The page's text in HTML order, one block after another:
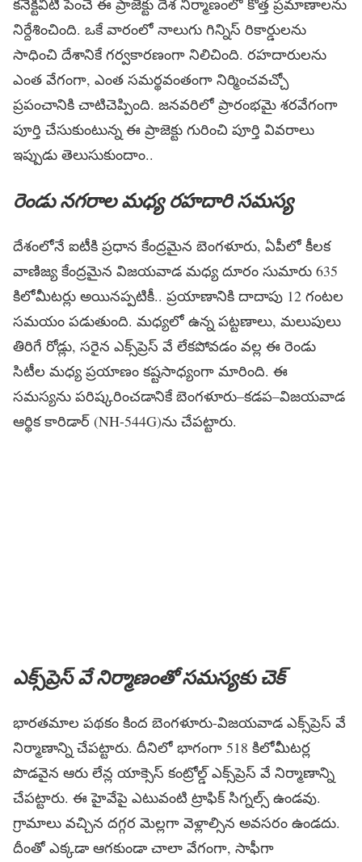
నిర్దేశించింది. ఒకే వారంలో నాలుగు గిన్నిస్ రికార్డులను
సాధించి దేశానికే గర్వకారణంగా నిలిచింది. రహదారులను
ఎంత వేగంగా, ఎంత సమర్థవంతంగా నిర్మించవచ్చో
ప్రపంచానికి చాటిచెప్పింది. జనవరిలో ప్రారంభమై శరవేగంగా
పూర్తి చేసుకుంటున్న ఈ ప్రాజెక్టు గురించి పూర్తి వివరాలు
ఇప్పుడు తెలుసుకుందాం..
రెండు నగరాల మధ్య రహదారి సమస్య
దేశంలోనే ఐటీకి ప్రధాన కేంద్రమైన బెంగళూరు, ఏపీలో కీలక
వాణిజ్య కేంద్రమైన విజయవాడ మధ్య దూరం సుమారు 635
కిలోమీటర్లు అయినప్పటికీ.. ప్రయాణానికి దాదాపు 12 గంటల
సమయం పడుతుంది. మధ్యలో ఉన్న పట్టణాలు, మలుపులు
తిరిగే రోడ్లు, సరైన ఎక్స్‌ప్రెస్ వే లేకపోవడం వల్ల ఈ రెండు
సిటీల మధ్య ప్రయాణం కష్టసాధ్యంగా మారింది. ఈ
సమస్యను పరిష్కరించడానికే బెంగళూరు–కడప–విజయవాడ
ఆర్థిక కారిడార్ (NH-544G)ను చేపట్టారు.
ఎక్స్‌ప్రెస్ వే నిర్మాణంతో సమస్యకు చెక్
భారతమాల పథకం కింద బెంగళూరు-విజయవాడ ఎక్స్‌ప్రెస్‌ వే
నిర్మాణాన్ని చేపట్టారు. దీనిలో భాగంగా 518 కిలోమీటర్ల
పొడవైన ఆరు లేన్ల యాక్సెస్ కంట్రోల్డ్ ఎక్స్‌ప్రెస్‌ వే నిర్మాణాన్ని
చేపట్టారు. ఈ హైవేపై ఎటువంటి ట్రాఫిక్ సిగ్నల్స్ ఉండవు.
గ్రామాలు వచ్చిన దగ్గర మెల్లగా వెళ్లాల్సిన అవసరం ఉండదు.
దీంతో ఎక్కడా ఆగకుండా చాలా వేగంగా, సాఫీగా